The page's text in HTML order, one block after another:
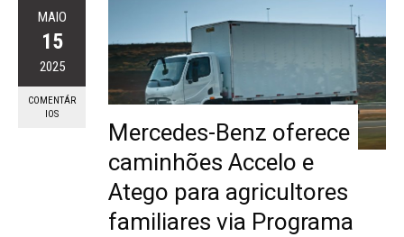
MAIO
15
2025
COMENTÁR
IOS
Mercedes-Benz oferece
caminhões Accelo e
Atego para agricultores
familiares via Programa